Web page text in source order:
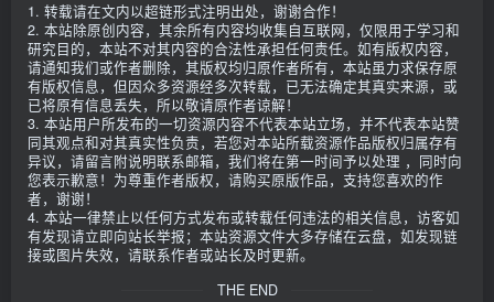
1. 转载请在文内以超链形式注明出处，谢谢合作！
2. 本站除原创内容，其余所有内容均收集自互联网，仅限用于学习和
研究目的，本站不对其内容的合法性承担任何责任。如有版权内容，
请通知我们或作者删除，其版权均归原作者所有，本站虽力求保存原
有版权信息，但因众多资源经多次转载，已无法确定其真实来源，或
已将原有信息丢失，所以敬请原作者谅解！
3. 本站用户所发布的一切资源内容不代表本站立场，并不代表本站赞
同其观点和对其真实性负责，若您对本站所载资源作品版权归属存有
异议，请留言附说明联系邮箱，我们将在第一时间予以处理 ，同时向
您表示歉意！为尊重作者版权，请购买原版作品，支持您喜欢的作
者，谢谢！
4. 本站一律禁止以任何方式发布或转载任何违法的相关信息，访客如
有发现请立即向站长举报；本站资源文件大多存储在云盘，如发现链
接或图片失效，请联系作者或站长及时更新。
THE END